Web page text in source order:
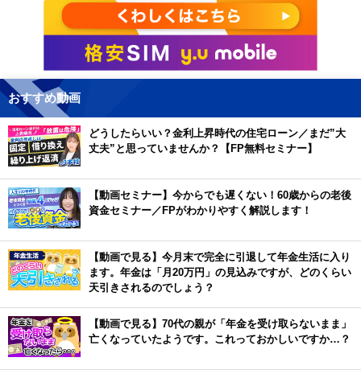
おすすめ動画
どうしたらいい？金利上昇時代の住宅ローン／まだ”大
丈夫”と思っていませんか？【FP無料セミナー】
【動画セミナー】今からでも遅くない！60歳からの老後
資金セミナー／FPがわかりやすく解説します！
【動画で見る】今月末で完全に引退して年金生活に入り
ます。年金は「月20万円」の見込みですが、どのくらい
天引きされるのでしょう？
【動画で見る】70代の親が「年金を受け取らないまま」
亡くなっていたようです。これっておかしいですか…？